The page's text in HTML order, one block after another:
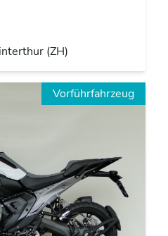
(ZH)
Vorführfahrzeug